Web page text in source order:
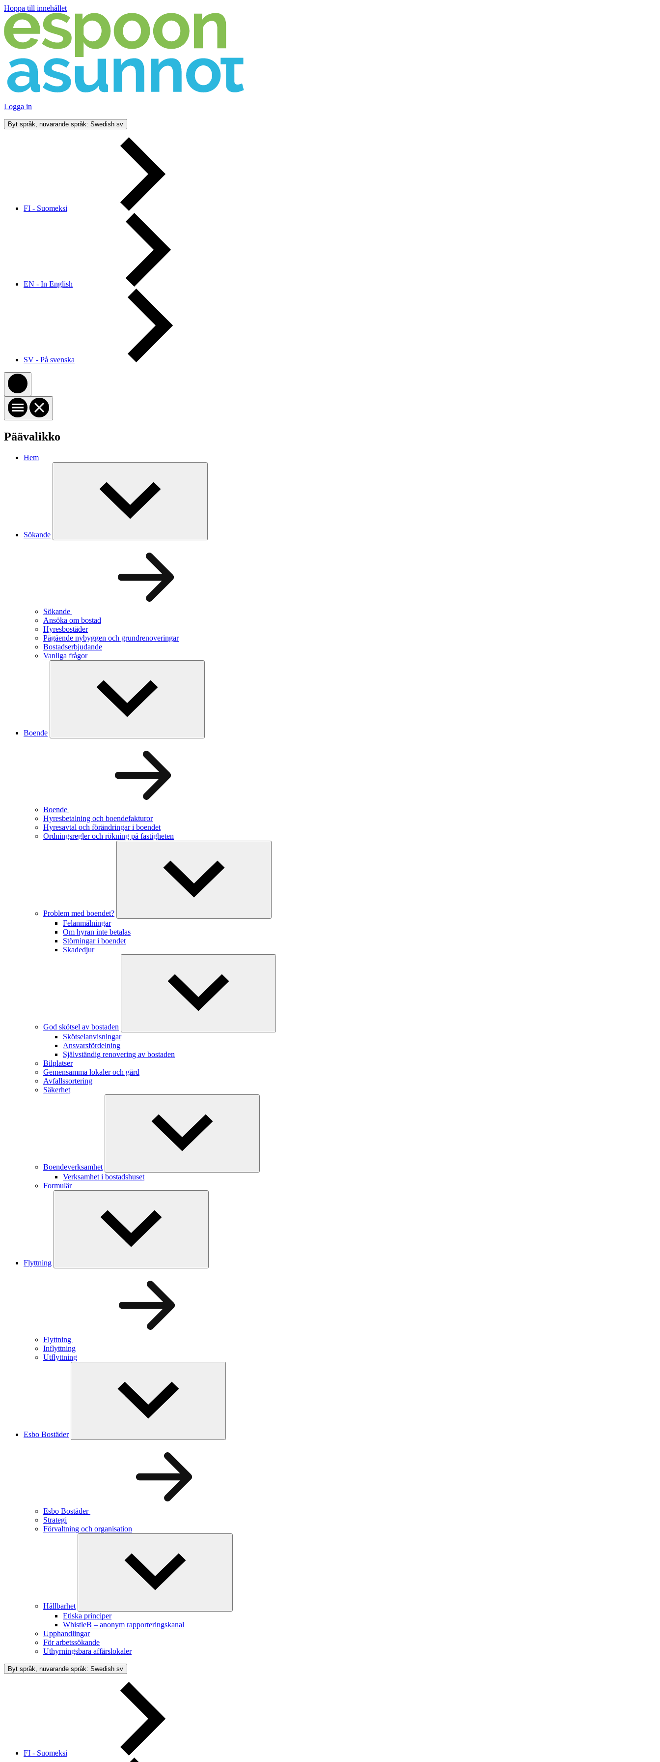
Hoppa till innehållet
Logga in
Byt språk, nuvarande språk: Swedish sv
FI - Suomeksi
EN - In English
SV - På svenska
Päävalikko
Hem
Sökande
Sökande
Ansöka om bostad
Hyresbostäder
Pågående nybyggen och grundrenoveringar
Bostadserbjudande
Vanliga frågor
Boende
Boende
Hyresbetalning och boendefakturor
Hyresavtal och förändringar i boendet
Ordningsregler och rökning på fastigheten
Problem med boendet?
Felanmälningar
Om hyran inte betalas
Störningar i boendet
Skadedjur
God skötsel av bostaden
Skötselanvisningar
Ansvarsfördelning
Självständig renovering av bostaden
Bilplatser
Gemensamma lokaler och gård
Avfallssortering
Säkerhet
Boendeverksamhet
Verksamhet i bostadshuset
Formulär
Flyttning
Flyttning
Inflyttning
Utflyttning
Esbo Bostäder
Esbo Bostäder
Strategi
Förvaltning och organisation
Hållbarhet
Etiska principer
WhistleB – anonym rapporteringskanal
Upphandlingar
För arbetssökande
Uthyrningsbara affärslokaler
Byt språk, nuvarande språk: Swedish sv
FI - Suomeksi